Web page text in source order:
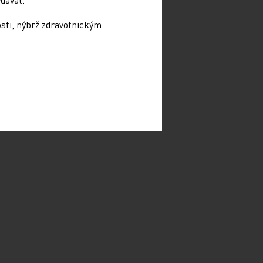
nýbrž zdravotnickým